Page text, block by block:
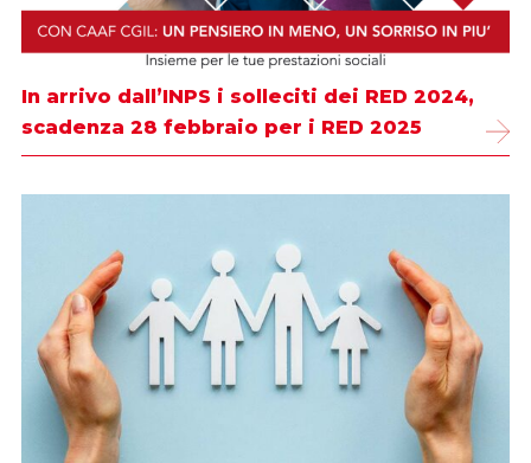
In arrivo dall’INPS i solleciti dei RED 2024,
scadenza 28 febbraio per i RED 2025